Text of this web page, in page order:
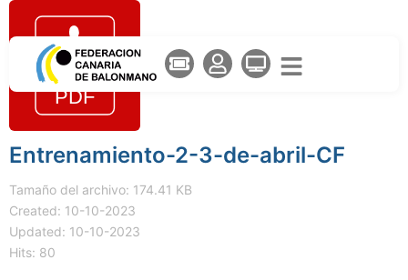
Entrenamiento-2-3-de-abril-CF
Tamaño del archivo: 174.41 KB
Created: 10-10-2023
Updated: 10-10-2023
Hits: 80